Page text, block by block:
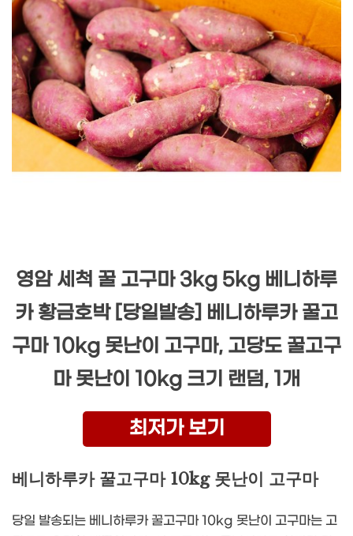
영암 세척 꿀 고구마 3kg 5kg 베니하루
카 황금호박 [당일발송] 베니하루카 꿀고
구마 10kg 못난이 고구마, 고당도 꿀고구
마 못난이 10kg 크기 랜덤, 1개
최저가 보기
베니하루카 꿀고구마 10kg 못난이 고구마
당일 발송되는 베니하루카 꿀고구마 10kg 못난이 고구마는 고